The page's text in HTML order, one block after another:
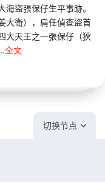
盜張保仔生平事跡。
大衛），肩任偵查盜首
大天王之一張保仔（狄
全文
切换节点